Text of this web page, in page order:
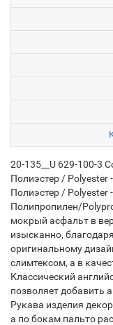
20-135__U 629-100-3
Полиэстер / Polyester
Полиэстер / Polyester
Полипропилен/
мокрый асфальт в
изысканно,
оригинальному
слимтексом, а в
Классический
позволяет добавить
Рукава изделия
а по бокам пальто